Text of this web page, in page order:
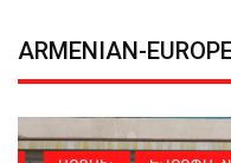
ARMENIAN-